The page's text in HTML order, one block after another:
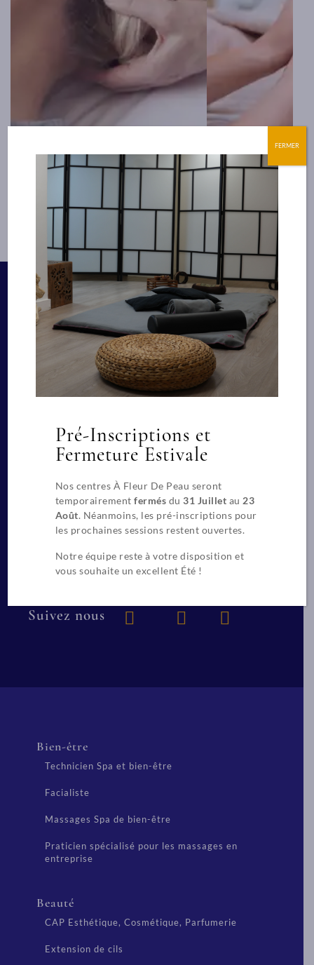
Les tensions musculaires dorsales
sont présentent chez chacun
d’entre nous. Le massage thaï de la
tête, des membres inférieurs et
supérieurs dénoue les tensions
rapidement et peut être proposé
dans n’importe quel contexte. Le
receveur reste habillé, cette
technique se pratique sans huile.
En savoir plus
Entrez dans
de la réflexologie
votre passion en
notre formation
conçue pour
aspirations
Découvrez les
réflexologie
cursus
explorant les
fondamentaux
bienfaisante.
des
théoriques qui
qualité à vos
posant les bases
épanouissante et
Siège social
269 Rue Duguesclin
69003 LYON
Restons en contact
+(33) 04 78 84 24 91 Nous écrire
Suivez nous
Bien-être
Technicien Spa et bien-être
Facialiste
Massages Spa de bien-être
Praticien spécialisé pour les massages en
entreprise
Beauté
CAP Esthétique, Cosmétique, Parfumerie
Extension de cils
Pré-Inscriptions et
Fermeture Estivale
Nos centres À Fleur De Peau seront
temporairementfermés du31 Juillet au 23
Août. Néanmoins, les pré-inscriptions pour
les prochaines sessions restent ouvertes.
Notre équipe reste à votre disposition et
vous souhaite un excellent Été !
FERMER